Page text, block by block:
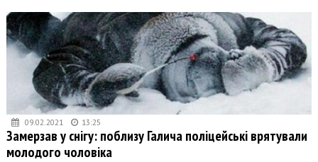
09.02.2021 13:25
Замерзав у снігу: поблизу Галича поліцейські врятували
молодого чоловіка